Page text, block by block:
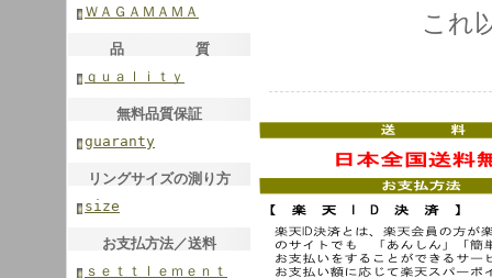
ＷＡＧＡＭＡＭＡ
品 質
ｑｕａｌｉｔｙ
無料品質保証
guaranty
リングサイズの測り方
size
お支払方法／送料
ｓｅｔｔｌｅｍｅｎｔ
これ